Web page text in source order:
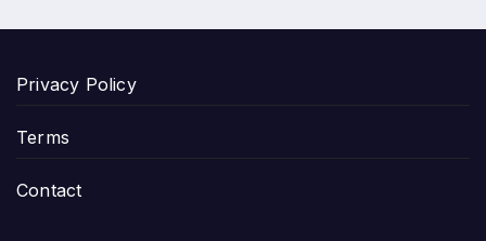
Privacy Policy
Terms
Contact